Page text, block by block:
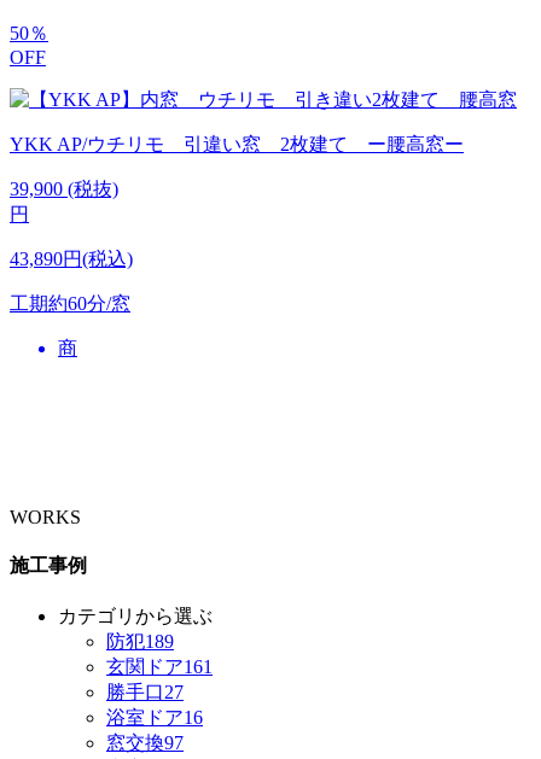
50％
OFF
YKK AP/ウチリモ 引違い窓 2枚建て ー腰高窓ー
39,900 (税抜)
円
43,890円(税込)
工期約60分/窓
商
WORKS
施工事例
カテゴリから選ぶ
防犯189
玄関ドア161
勝手口27
浴室ドア16
窓交換97